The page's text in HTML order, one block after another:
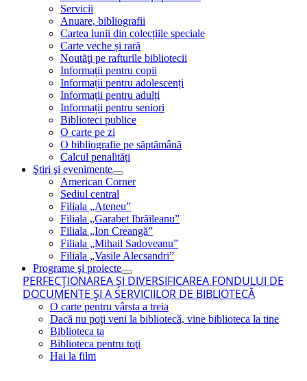
Servicii
Anuare, bibliografii
Cartea lunii din colecțiile speciale
Carte veche și rară
Noutăţi pe rafturile bibliotecii
Informații pentru copii
Informații pentru adolescenți
Informații pentru adulți
Informații pentru seniori
Biblioteci publice
O carte pe zi
O bibliografie pe săptămână
Calcul penalități
Ştiri şi evenimente
American Corner
Sediul central
Filiala „Ateneu”
Filiala „Garabet Ibrăileanu”
Filiala „Ion Creangă”
Filiala „Mihail Sadoveanu”
Filiala „Vasile Alecsandri”
Programe şi proiecte
PERFECŢIONAREA ŞI DIVERSIFICAREA FONDULUI DE
DOCUMENTE ŞI A SERVICIILOR DE BIBLIOTECĂ
O carte pentru vârsta a treia
Dacă nu poţi veni la bibliotecă, vine biblioteca la tine
Biblioteca ta
Biblioteca pentru toţi
Hai la film